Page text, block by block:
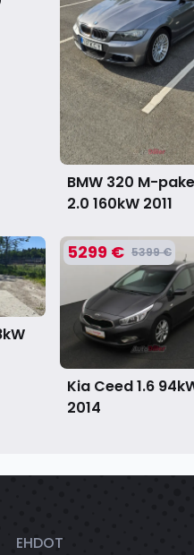
BMW 320 M-
2.0 160kW 2011
5299 € 5399 €
Kia Ceed 1.6
2014
EHDOT